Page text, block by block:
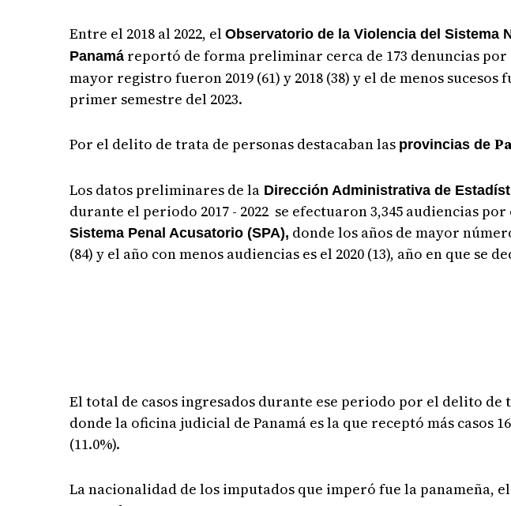
Entre el 2018 al 2022, elObservatorio de la Violencia delSistema
Panamá reportó de forma preliminar cerca de 173 denuncias
mayor registrofueron 2019 (61) y 2018 (38) y el de menos sucesos
primer semestre del 2023.
Por el delito de trata de personas destacaban las provincias de
Los datos preliminares de la Dirección Administrativa de
durante el periodo 2017 - 2022 se efectuaron 3,345 audiencias
Sistema Penal Acusatorio (SPA), donde los años de mayor
(84) y el año con menos audiencias es el 2020 (13), año en que se
El total de casos ingresados durante ese periodo por el delito de
donde la oficina judicial de Panamá es la que receptó más casos
(11.0%).
La nacionalidad de los imputados que imperó fue la panameña,